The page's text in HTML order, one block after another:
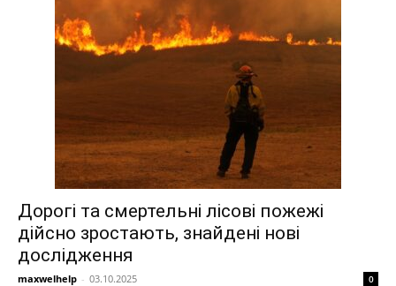
Дорогі та смертельні лісові пожежі
дійсно зростають, знайдені нові
дослідження
maxwelhelp - 03.10.2025 0